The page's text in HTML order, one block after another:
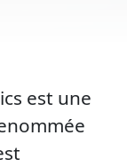
est une